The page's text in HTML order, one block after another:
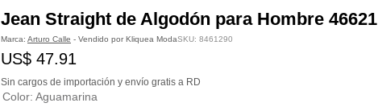
Jean Straight de Algodón para Hombre 46621
Marca: Arturo Calle - Vendido por Kliquea ModaSKU: 8461290
US$ 47.91
Sin cargos de importación y envío gratis a RD
Color: Aguamarina